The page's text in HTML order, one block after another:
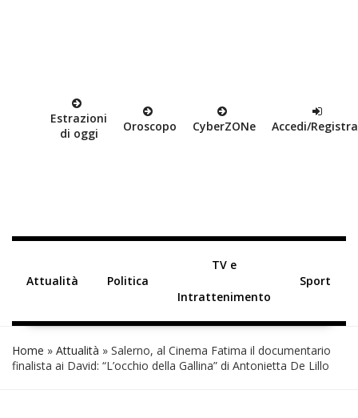
Estrazioni
di oggi
Oroscopo CyberZONe Accedi/
Attualità Politica
TV e
Intrattenimento
Sport
Home » Attualità » Salerno, al Cinema Fatima il documentario
finalista ai David: “L’occhio della Gallina” di Antonietta De Lillo